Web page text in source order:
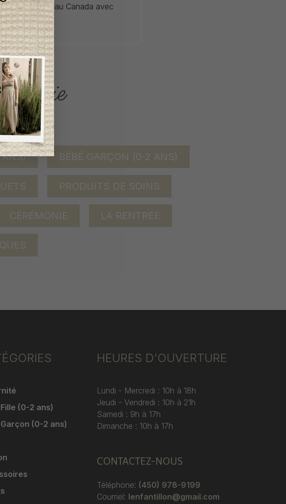
gratuite au Canada avec
taxes.
ANS) BÉBÉ GARÇON (0-2 ANS)
PRODUITS DE SOINS
CÉRÉMONIE LA RENTRÉE
(0-2 ans)
(0-2 ans)
HEURES D'OUVERTURE
Lundi - Mercredi : 10h à 18h
Jeudi - Vendredi : 10h à 21h
Samedi : 9h à 17h
Dimanche : 10h à 17h
CONTACTEZ-NOUS
Téléphone: (450) 978-9199
Courriel: lenfantillon@gmail.com